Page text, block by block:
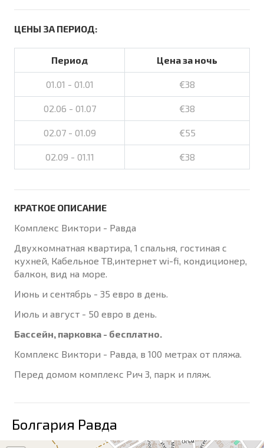
ЦЕНЫ ЗА ПЕРИОД:
Период Цена за ночь
01.01 - 01.01 €38
02.06 - 01.07 €38
02.07 - 01.09 €55
02.09 - 01.11 €38
КРАТКОЕ ОПИСАНИЕ
Kомплекс Виктори - Равда
Двухкомнатная квартира, 1 спальня, гостиная с
кухней, Кабельное ТВ,интернет wi-fi, кондиционер,
балкон, вид на море.
Июнь и сентябрь - 35 евро в день.
Июль и август - 50 евро в день.
Бассейн, парковка - бесплатно.
Kомплекс Виктори - Равда, в 100 метрах от пляжа.
Перед домом комплекс Рич 3, парк и пляж.
Болгария Равда